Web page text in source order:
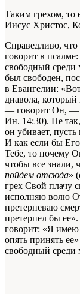
Таким грехом, то
Иисус Христос,
Справедливо, что
говорит в
свободный
был свободен,
в Евангелии:
диавола,
— говорит Он, —
Ин. 14:30). Не
он убивает,
И как если бы
Тебе, то почему
чтобы все
пойдем отсюда»
грех Свой плачу
исполняю волю
претерпеваю
претерпел бы
говорит: «Я имею
опять принять
свободный среди